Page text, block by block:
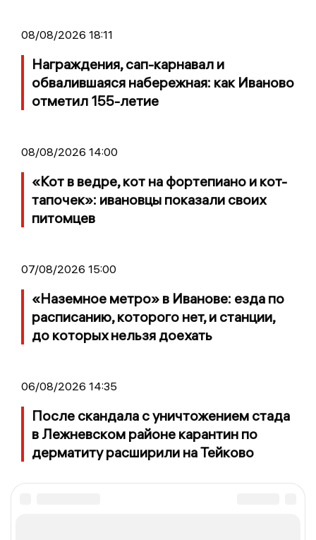
08/08/2026 18:11
Награждения, сап-карнавал и
обвалившаяся набережная: как Иваново
отметил 155-летие
08/08/2026 14:00
«Кот в ведре, кот на фортепиано и кот-
тапочек»: ивановцы показали своих
питомцев
07/08/2026 15:00
«Наземное метро» в Иванове: езда по
расписанию, которого нет, и станции,
до которых нельзя доехать
06/08/2026 14:35
После скандала с уничтожением стада
в Лежневском районе карантин по
дерматиту расширили на Тейково